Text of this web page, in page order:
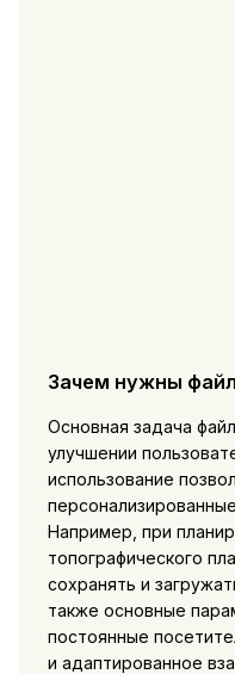
Зачем нужны
Основная задача
улучшении
использование
Например, при
топографического
сохранять и
также основные
постоянные
и адаптированное